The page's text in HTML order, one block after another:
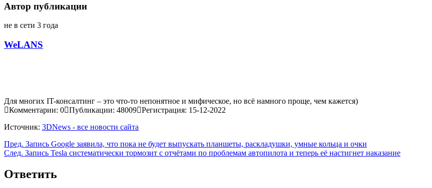
Автор публикации
не в сети 3 года
WeLANS
Для многих IT-консалтинг – это что-то непонятное и мифическое, но всё намного проще, чем кажется)
Комментарии: 0 Публикации: 48009 Регистрация: 15-12-2022
Источник: 3DNews - все новости сайта
Пред. Запись Google заявила, что пока не будет выпускать планшеты, раскладушки, умные кольца и очки
След. Запись Tesla систематически тормозит с отчётами по проблемам автопилота и теперь её настигнет наказание
Ответить